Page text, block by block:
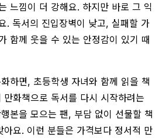
느낌이 더 강해요. 하지만 바로 그 익
. 독서의 진입장벽이 낮고, 실패할 가
함께 웃을 수 있는 안정감이 있기 때
하면, 초등학생 자녀와 함께 읽을 책
화책으로 독서를 다시 시작하려는
본을 모으는 팬, 부담 없이 선물할 책
요. 이런 분들은 가격보다 정서적 만